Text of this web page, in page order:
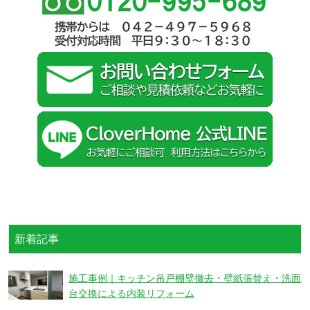
新着記事
施工事例｜キッチン吊戸棚壁撤去・壁紙張替え・洗面
台交換による内装リフォーム